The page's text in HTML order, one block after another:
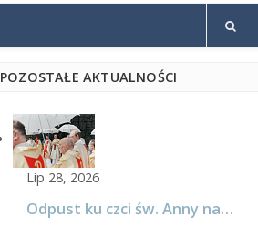
POZOSTAŁE AKTUALNOŚCI
Lip 28, 2026
Odpust ku czci św. Anny na…